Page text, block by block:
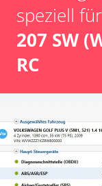
speziell für
207 SW
RC